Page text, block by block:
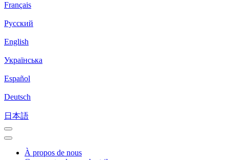
Français
Русский
English
Українська
Español
Deutsch
日本語
À propos de nous